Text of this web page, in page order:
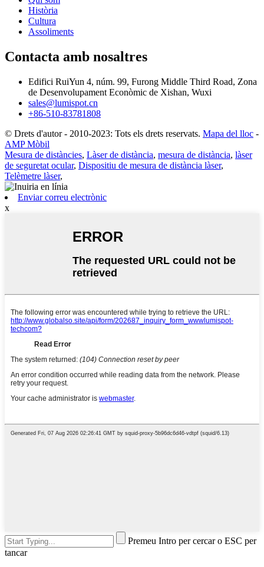
Història
Cultura
Assoliments
Contacta amb nosaltres
Edifici RuiYun 4, núm. 99, Furong Middle Third Road, Zona
de Desenvolupament Econòmic de Xishan, Wuxi
sales@lumispot.cn
+86-510-83781808
© Drets d'autor - 2010-2023: Tots els drets reservats. Mapa del lloc -
AMP Mòbil
Mesura de distàncies, Làser de distància, mesura de distància, làser
de seguretat ocular, Dispositiu de mesura de distància làser,
Telèmetre làser,
Enviar correu electrònic
x
Premeu Intro per cercar o ESC per
tancar